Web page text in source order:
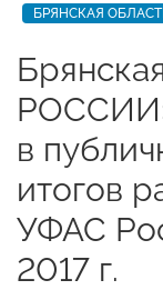
БРЯНСКАЯ
в
итогов
УФАС
2017 г.